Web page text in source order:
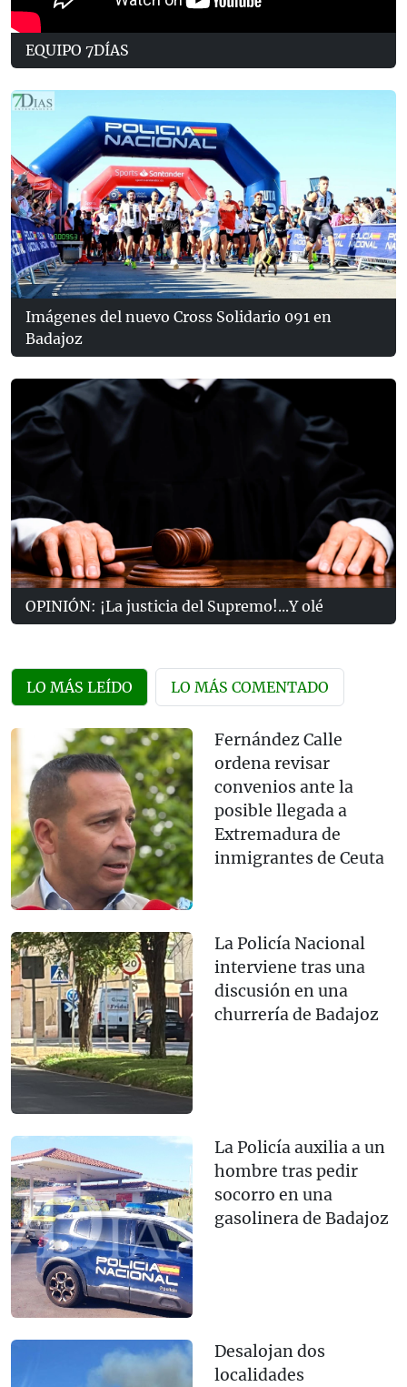
EQUIPO 7DÍAS
Imágenes del nuevo Cross Solidario 091 en
Badajoz
OPINIÓN: ¡La justicia del Supremo!...Y olé
LO MÁS LEÍDO LO MÁS COMENTADO
Fernández Calle
ordena revisar
convenios ante la
posible llegada a
Extremadura de
inmigrantes de Ceuta
La Policía Nacional
interviene tras una
discusión en una
churrería de Badajoz
La Policía auxilia a un
hombre tras pedir
socorro en una
gasolinera de Badajoz
Desalojan dos
localidades